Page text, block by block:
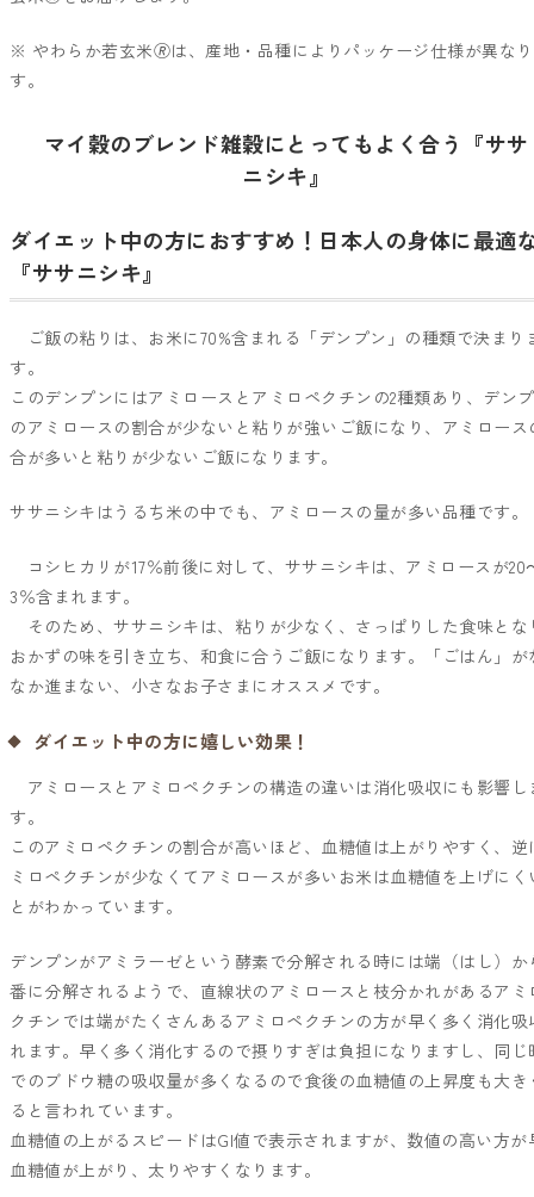
※ やわらか若玄米🄬は、産地・品種によりパッケージ仕様が異な
す。
マイ穀のブレンド雑穀にとってもよく合う『ササ
ニシキ』
ダイエット中の方におすすめ！日本人の身体に最適
『ササニシキ』
ご飯の粘りは、お米に70%含まれる「デンプン」の種類で決まり
す。
このデンプンにはアミロースとアミロペクチンの2種類あり、デン
のアミロースの割合が少ないと粘りが強いご飯になり、アミロース
合が多いと粘りが少ないご飯になります。
ササニシキはうるち米の中でも、アミロースの量が多い品種です。
コシヒカリが17％前後に対して、ササニシキは、アミロースが20
3％含まれます。
そのため、ササニシキは、粘りが少なく、さっぱりした食味とな
おかずの味を引き立ち、和食に合うご飯になります。「ごはん」が
なか進まない、小さなお子さまにオススメです。
ダイエット中の方に嬉しい効果！
アミロースとアミロペクチンの構造の違いは消化吸収にも影響し
す。
このアミロペクチンの割合が高いほど、血糖値は上がりやすく、逆
ミロペクチンが少なくてアミロースが多いお米は血糖値を上げにく
とがわかっています。
デンプンがアミラーゼという酵素で分解される時には端（はし）か
番に分解されるようで、直線状のアミロースと枝分かれがあるアミ
クチンでは端がたくさんあるアミロペクチンの方が早く多く消化吸
れます。早く多く消化するので摂りすぎは負担になりますし、同じ
でのブドウ糖の吸収量が多くなるので食後の血糖値の上昇度も大き
ると言われています。
血糖値の上がるスピードはGI値で表示されますが、数値の高い方が
血糖値が上がり、太りやすくなります。